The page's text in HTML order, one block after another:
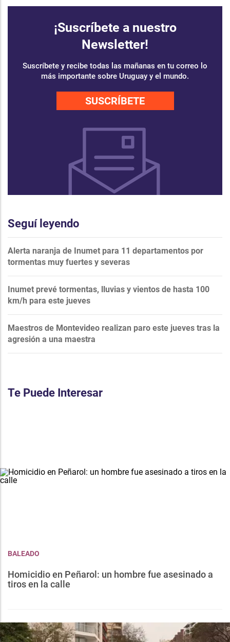
¡Suscríbete a nuestro
Newsletter!
Suscríbete y recibe todas las mañanas en tu correo lo
más importante sobre Uruguay y el mundo.
SUSCRÍBETE
Seguí leyendo
Alerta naranja de Inumet para 11 departamentos por
tormentas muy fuertes y severas
Inumet prevé tormentas, lluvias y vientos de hasta 100
km/h para este jueves
Maestros de Montevideo realizan paro este jueves tras la
agresión a una maestra
Te Puede Interesar
BALEADO
Homicidio en Peñarol: un hombre fue asesinado a
tiros en la calle